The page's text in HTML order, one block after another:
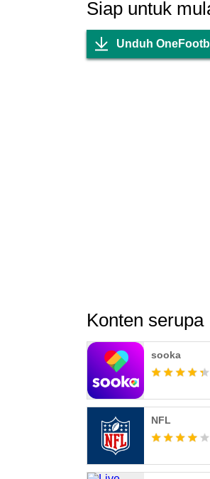
Siap untuk
Unduh
Konten serupa
sooka
NFL